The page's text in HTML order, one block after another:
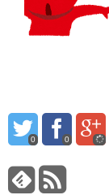
0 0